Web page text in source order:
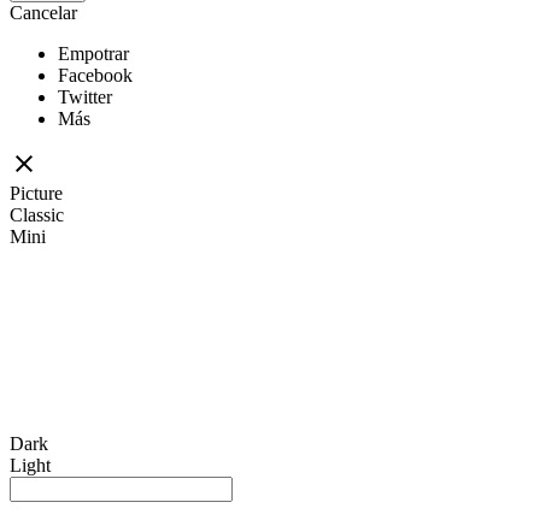
Cancelar
Empotrar
Facebook
Twitter
Más
Picture
Classic
Mini
Dark
Light